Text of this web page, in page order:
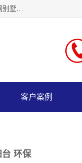
神龙拜耳科技衡水股份有限公司河北一家生产光伏支架，轻钢别墅，阳光板、耐力板的公司，主要产品有：光伏支架、轻钢别墅、阳光板、耐力板、采光板等，公司参与制定了多项标准。
客户案例
台 环保